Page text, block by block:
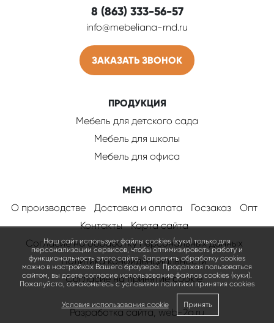
8 (863) 333-56-57
info@mebeliana-rnd.ru
ЗАКАЗАТЬ ЗВОНОК
ПРОДУКЦИЯ
Мебель для детского сада
Мебель для школы
Мебель для офиса
МЕНЮ
О производстве
Доставка и оплата Госзаказ
Опт
Контакты
Карта сайта
Согласие на обработку персональных данных
Политика конфиденциальности
Соглаcие на принятие cookie
Разработка сайта, web-2a.ru
Наш сайт использует файлы cookies (куки) только для
персонализации сервисов, чтобы оптимизировать работу и
функциональность этого сайта. Запретить обработку cookies
можно в настройках Вашего браузера. Продолжая пользоваться
сайтом, вы даете согласие использование файлов cookies (куки).
Пожалуйста, ознакомьтесь с условиями политики принятия сookies
Условия использования cookie Принять